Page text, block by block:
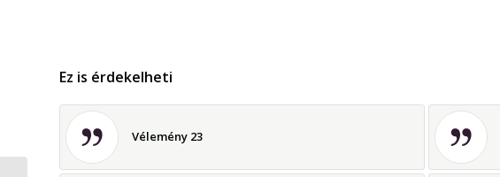
Ez is érdekelheti
Vélemény 23